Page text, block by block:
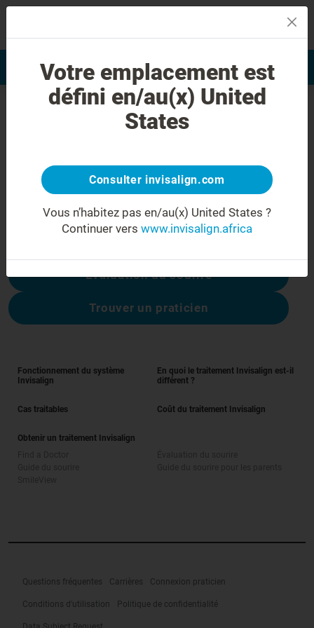
Evaluation du sourire Find a Doctor
Erreur 404
Cette page n’est pas disponible, les autres
sont :
Évaluation du sourire
Trouver un praticien
Fonctionnement du système
Invisalign
En quoi le traitement Invisalign est-il
différent ?
Cas traitables Coût du traitement Invisalign
Obtenir un traitement Invisalign
Questions fréquentes Carrières Connexion praticien
Conditions d'utilisation Politique de confidentialité
Votre emplacement est
défini en/au(x) United
States
Consulter invisalign.com
Vous n’habitez pas en/au(x) United States ?
Continuer vers www.invisalign.africa